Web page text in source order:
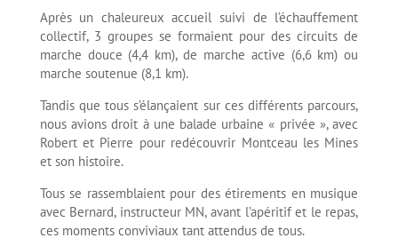
Après un chaleureux accueil suivi de l’échauffement
collectif, 3 groupes se formaient pour des circuits de
marche douce (4,4 km), de marche active (6,6 km) ou
marche soutenue (8,1 km).
Tandis que tous s’élançaient sur ces différents parcours,
nous avions droit à une balade urbaine « privée », avec
Robert et Pierre pour redécouvrir Montceau les Mines
et son histoire.
Tous se rassemblaient pour des étirements en musique
avec Bernard, instructeur MN, avant l’apéritif et le repas,
ces moments conviviaux tant attendus de tous.